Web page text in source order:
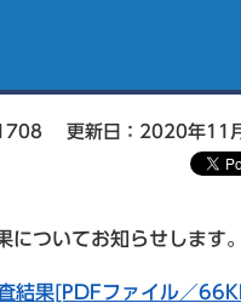
更新日：2020年11
ついてお知らせします。
結果[PDFファイル／